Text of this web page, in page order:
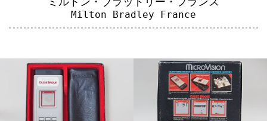
Milton Bradley France